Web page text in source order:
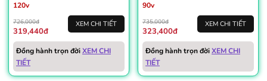
120v
726,000đ
319,440đ
XEM CHI TIẾT
Đồng hành trọn đờiXEM CHI
TIẾT
90v
735,000đ
323,400đ
XEM CHI TIẾT
Đồng hành trọn đờiXEM CHI
TIẾT
Win: 59%
Dấu ấn: 4
Thẻ đổi tên: 3
Vàng: 43K
Dấu ấn: 1
Thẻ đổi tên: 25